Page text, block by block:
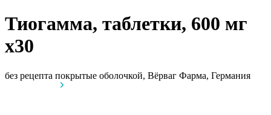
Тиогамма, таблетки, 600 мг
x30
без рецепта покрытые оболочкой, Вёрваг Фарма, Германия